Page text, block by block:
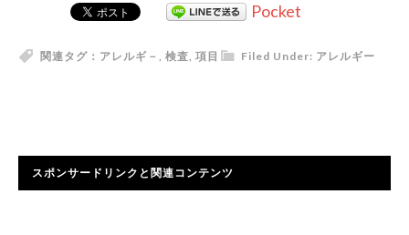
Pocket
Filed Under: アレルギー
関連タグ： アレルギ－ , 検査, 項目
スポンサードリンクと関連コンテンツ